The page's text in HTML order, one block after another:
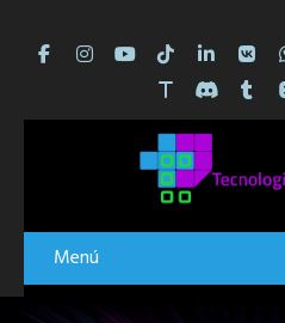
Menú